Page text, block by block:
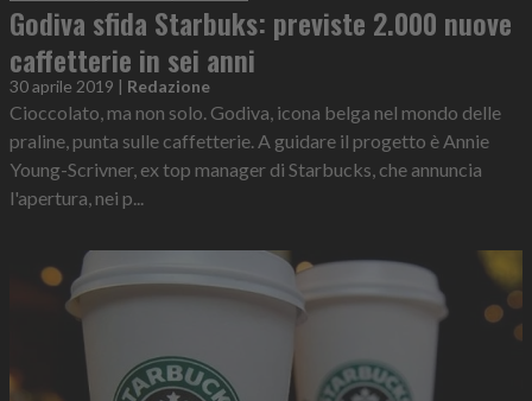
Godiva sfida Starbuks: previste 2.000 nuove
caffetterie in sei anni
30 aprile 2019 | Redazione
Cioccolato, ma non solo. Godiva, icona belga nel mondo delle
praline, punta sulle caffetterie. A guidare il progetto è Annie
Young-Scrivner, ex top manager di Starbucks, che annuncia
l'apertura, nei p...